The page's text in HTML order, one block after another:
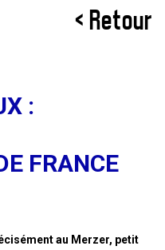
< Retour
:
FRANCE
au Merzer, petit